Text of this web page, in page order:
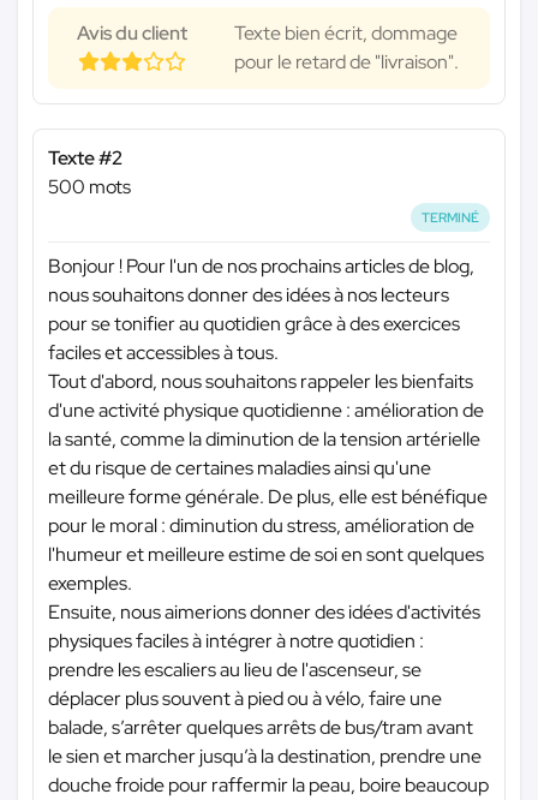
Avis du client
Texte bien écrit, dommage
pour le retard de "livraison".
Texte #2
500 mots
TERMINÉ
Bonjour ! Pour l'un de nos prochains articles de blog,
nous souhaitons donner des idées à nos lecteurs
pour se tonifier au quotidien grâce à des exercices
faciles et accessibles à tous.
Tout d'abord, nous souhaitons rappeler les bienfaits
d'une activité physique quotidienne : amélioration de
la santé, comme la diminution de la tension artérielle
et du risque de certaines maladies ainsi qu'une
meilleure forme générale. De plus, elle est bénéfique
pour le moral : diminution du stress, amélioration de
l'humeur et meilleure estime de soi en sont quelques
exemples.
Ensuite, nous aimerions donner des idées d'activités
physiques faciles à intégrer à notre quotidien :
prendre les escaliers au lieu de l'ascenseur, se
déplacer plus souvent à pied ou à vélo, faire une
balade, s’arrêter quelques arrêts de bus/tram avant
le sien et marcher jusqu’à la destination, prendre une
douche froide pour raffermir la peau, boire beaucoup